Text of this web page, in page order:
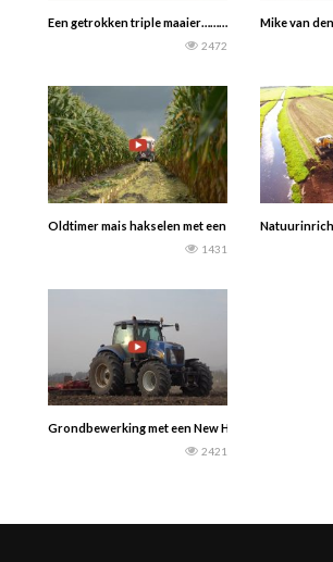
Een getrokken triple maaier…………10 meter breed.
2472
Mike van
Oldtimer mais hakselen met een International
1431
Grondbewerking met een New Holland T8040 en
2421